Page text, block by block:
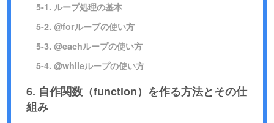
5-1. ループ処理の基本
5-2. @forループの使い方
5-3. @eachループの使い方
5-4. @whileループの使い方
6. 自作関数（function）を作る方法とその仕
組み